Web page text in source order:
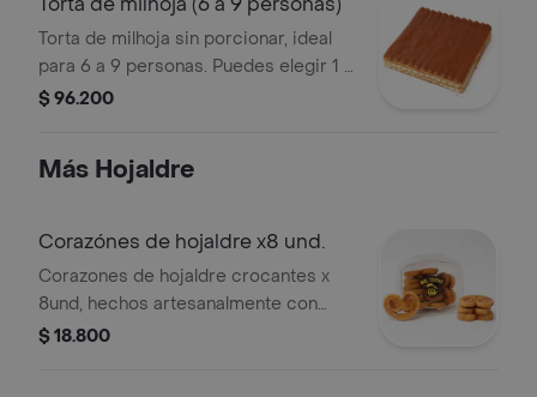
Torta de milhoja sin porcionar, ideal
para 6 a 9 personas. Puedes elegir 1 o
2 sabores. Capas de hojaldre con
$ 96.200
Más Hojaldre
Corazónes de hojaldre x8 und.
Corazones de hojaldre crocantes x
8und, hechos artesanalmente con
pura mantequilla.
$ 18.800